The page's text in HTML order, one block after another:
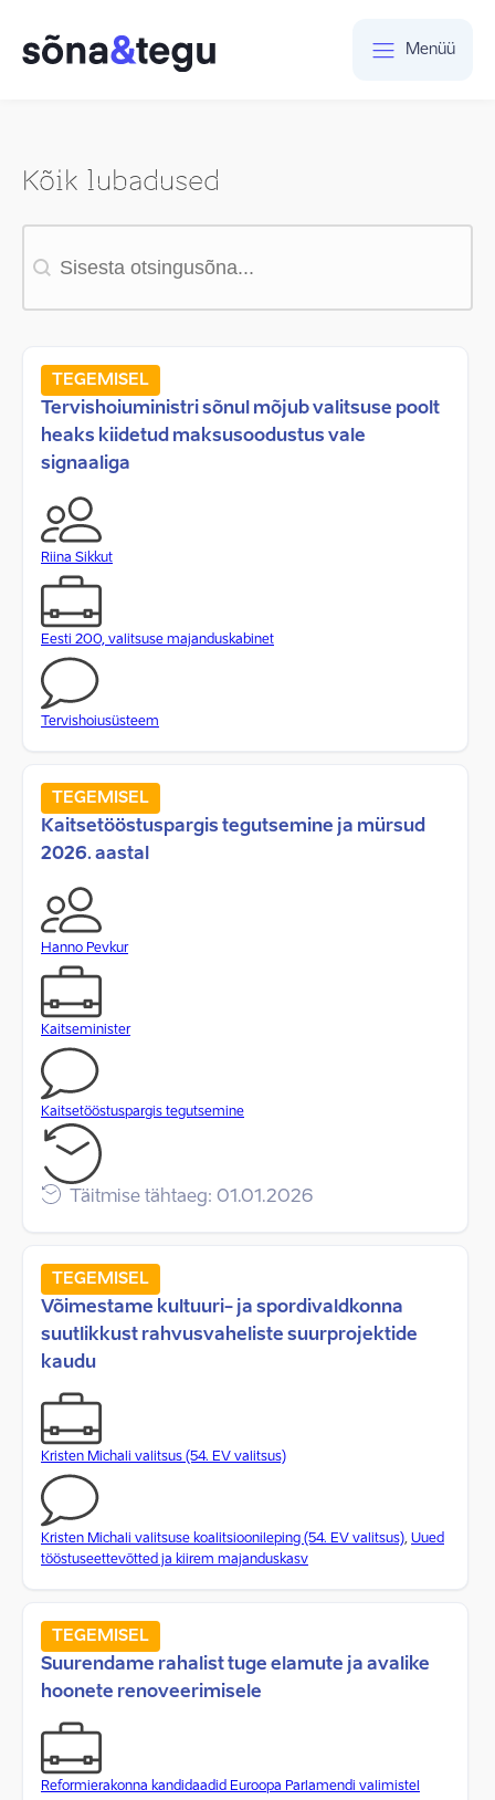
Menüü
Kõik lubadused
TEGEMISEL
Tervishoiuministri sõnul mõjub valitsuse poolt
heaks kiidetud maksusoodustus vale
signaaliga
Riina Sikkut
Eesti 200, valitsuse majanduskabinet
Tervishoiusüsteem
TEGEMISEL
Kaitsetööstuspargis tegutsemine ja mürsud
2026. aastal
Hanno Pevkur
Kaitseminister
Kaitsetööstuspargis tegutsemine
Täitmise tähtaeg: 01.01.2026
TEGEMISEL
Võimestame kultuuri- ja spordivaldkonna
suutlikkust rahvusvaheliste suurprojektide
kaudu
Kristen Michali valitsus (54. EV valitsus)
Kristen Michali valitsuse koalitsioonileping (54. EV valitsus), Uued
tööstuseettevõtted ja kiirem majanduskasv
TEGEMISEL
Suurendame rahalist tuge elamute ja avalike
hoonete renoveerimisele
Reformierakonna kandidaadid Euroopa Parlamendi valimistel